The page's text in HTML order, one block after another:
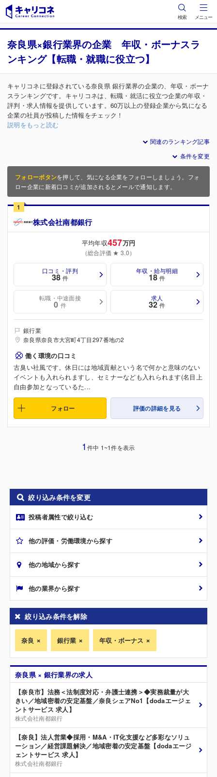
検索 メニュー
奈良県×銀行業界の企業 年収・ボーナスラ
ンキング【転職・就職に役立つ】
キャリコネに登録されている奈良県 銀行業界の企業の、年収・ボーナ
スランキングです。キャリコネは、転職・就活に役立つ企業の年収・
評判・求人情報を提供しています。60万以上の登録企業から気になる
企業の社員が投稿した情報をチェック！
説明をもっと読む
関連のランキング記事
条件を変更
フォローボタンを押して、気になる企業をフォローしましょう。フォ
ロー企業に新着口コミが追加されるとメールで通知します。
1
株式会社南都銀行
平均年収457万円
（総合評価 ★ 3.0）
口コミ・評判
38 件
年収・給与明細
18 件
転職・中途面接
0 件
求人
32 件
銀行業
奈良県奈良市大宮町4丁目297番地の2
働く環境の口コミ
古臭い社風です。休日には地域貢献という名で何かと意味のない
イベントも入れられますし、セミナーなども入れられます(名目上
自由参加となっているた...
フォロー 評価の詳細を見る
1 件中 1~1件を表示
絞り込み条件を変更
投稿者属性で絞り込む
他の評価・労働環境から探す
他の地域から探す
他の業界から探す
絞り込み条件を解除
奈良 銀行業 年収・ボーナス
奈良県 × 銀行業界の求人
【奈良市】法務＜法制度対応・弁護士連携＞◆実務裁量が大
きい／地域密着の安定基盤／奈良シェアNo1【dodaエージェ
ントサービス 求人】
株式会社南都銀行
【奈良】法人営業◆採用・M&A・IT化支援など多彩なソリュ
ーション／経営課題解決／地域密着の安定基盤【dodaエージ
ェントサービス 求人】
株式会社南都銀行